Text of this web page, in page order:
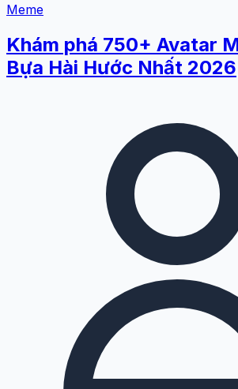
Meme
Khám phá 750+ Avatar
Bựa Hài Hước Nhất 2026